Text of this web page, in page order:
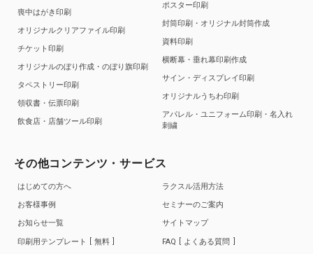
喪中はがき印刷
オリジナルクリアファイル印刷
チケット印刷
オリジナルのぼり作成・のぼり旗印刷
タペストリー印刷
領収書・伝票印刷
飲食店・店舗ツール印刷
ポスター印刷
封筒印刷・オリジナル封筒作成
資料印刷
横断幕・垂れ幕印刷作成
サイン・ディスプレイ印刷
オリジナルうちわ印刷
アパレル・ユニフォーム印刷・名入れ
刺繍
その他コンテンツ・サービス
はじめての方へ
お客様事例
お知らせ一覧
印刷用テンプレート
無料
ラクスル活用方法
セミナーのご案内
サイトマップ
FAQ
よくある質問